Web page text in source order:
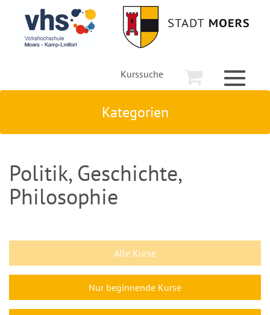
Kurssuche
Toggle
Kategorien
Politik, Geschichte,
Philosophie
Alle Kurse
Nur beginnende Kurse